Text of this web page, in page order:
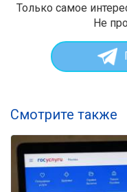
Только самое
Не
Смотрите также